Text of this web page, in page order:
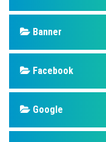
Banner
Facebook
Google